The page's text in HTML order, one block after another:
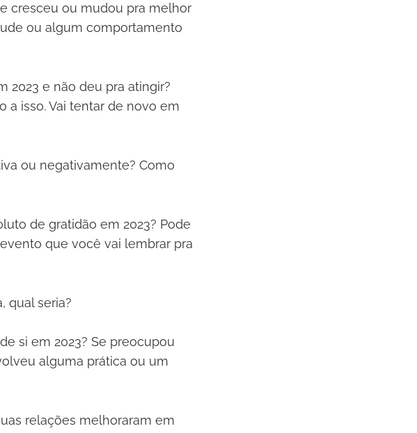
cresceu ou mudou pra melhor
ou algum comportamento
2023 e não deu pra atingir?
a isso. Vai tentar de novo em
ou negativamente? Como
de gratidão em 2023? Pode
que você vai lembrar pra
qual seria?
si em 2023? Se preocupou
alguma prática ou um
relações melhoraram em